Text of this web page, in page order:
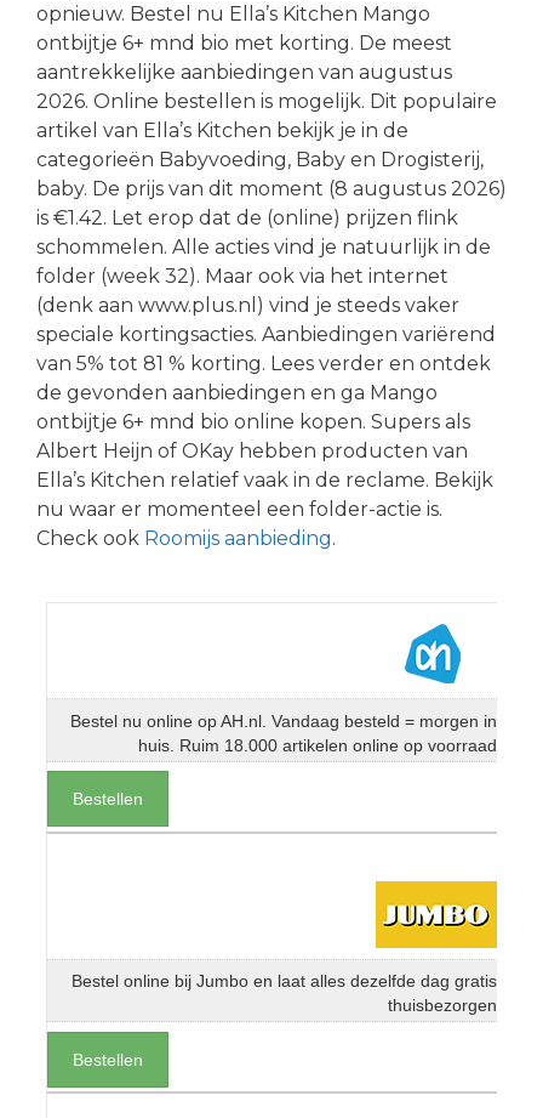
opnieuw. Bestel nu Ella’s Kitchen Mango
ontbijtje 6+ mnd bio met korting. De meest
aantrekkelijke aanbiedingen van augustus
2026. Online bestellen is mogelijk. Dit populaire
artikel van Ella’s Kitchen bekijk je in de
categorieën Babyvoeding, Baby en Drogisterij,
baby. De prijs van dit moment (8 augustus 2026)
is €1.42. Let erop dat de (online) prijzen flink
schommelen. Alle acties vind je natuurlijk in de
folder (week 32). Maar ook via het internet
(denk aan www.plus.nl) vind je steeds vaker
speciale kortingsacties. Aanbiedingen variërend
van 5% tot 81 % korting. Lees verder en ontdek
de gevonden aanbiedingen en ga Mango
ontbijtje 6+ mnd bio online kopen. Supers als
Albert Heijn of OKay hebben producten van
Ella’s Kitchen relatief vaak in de reclame. Bekijk
nu waar er momenteel een folder-actie is.
Check ook Roomijs aanbieding.
Bestel nu online op AH.nl. Vandaag besteld = morgen in
huis. Ruim 18.000 artikelen online op voorraad
Bestellen
Bestel online bij Jumbo en laat alles dezelfde dag gratis
thuisbezorgen
Bestellen